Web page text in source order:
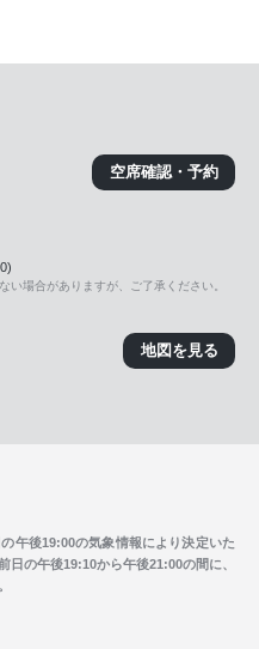
空席確認・予約
い場合がありますが、ご了承ください。
地図を見る
午後19:00の気象情報により決定いた
日の午後19:10から午後21:00の間に、